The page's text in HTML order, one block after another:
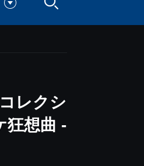
レクシ
狂想曲 -